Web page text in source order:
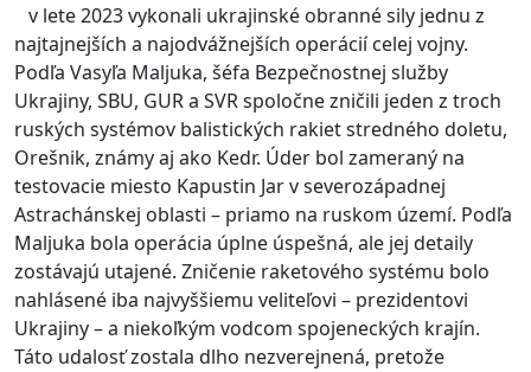
v lete 2023 vykonali ukrajinské obranné sily jednu z
najtajnejších a najodvážnejších operácií celej vojny.
Podľa Vasyľa Maljuka, šéfa Bezpečnostnej služby
Ukrajiny, SBU, GUR a SVR spoločne zničili jeden z troch
ruských systémov balistických rakiet stredného doletu,
Orešnik, známy aj ako Kedr. Úder bol zameraný na
testovacie miesto Kapustin Jar v severozápadnej
Astrachánskej oblasti – priamo na ruskom území. Podľa
Maljuka bola operácia úplne úspešná, ale jej detaily
zostávajú utajené. Zničenie raketového systému bolo
nahlásené iba najvyššiemu veliteľovi – prezidentovi
Ukrajiny – a niekoľkým vodcom spojeneckých krajín.
Táto udalosť zostala dlho nezverejnená, pretože